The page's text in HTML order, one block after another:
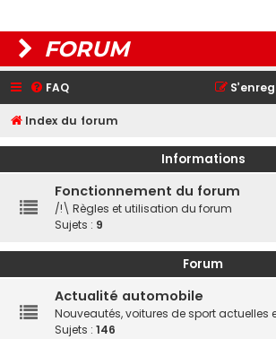
FORUM
FAQ
Index du forum
Informations
Fonctionnement du forum
/!\ Règles et utilisation du forum
Sujets : 9
Forum
Actualité automobile
Nouveautés, voitures de sport actuelles
Sujets : 146